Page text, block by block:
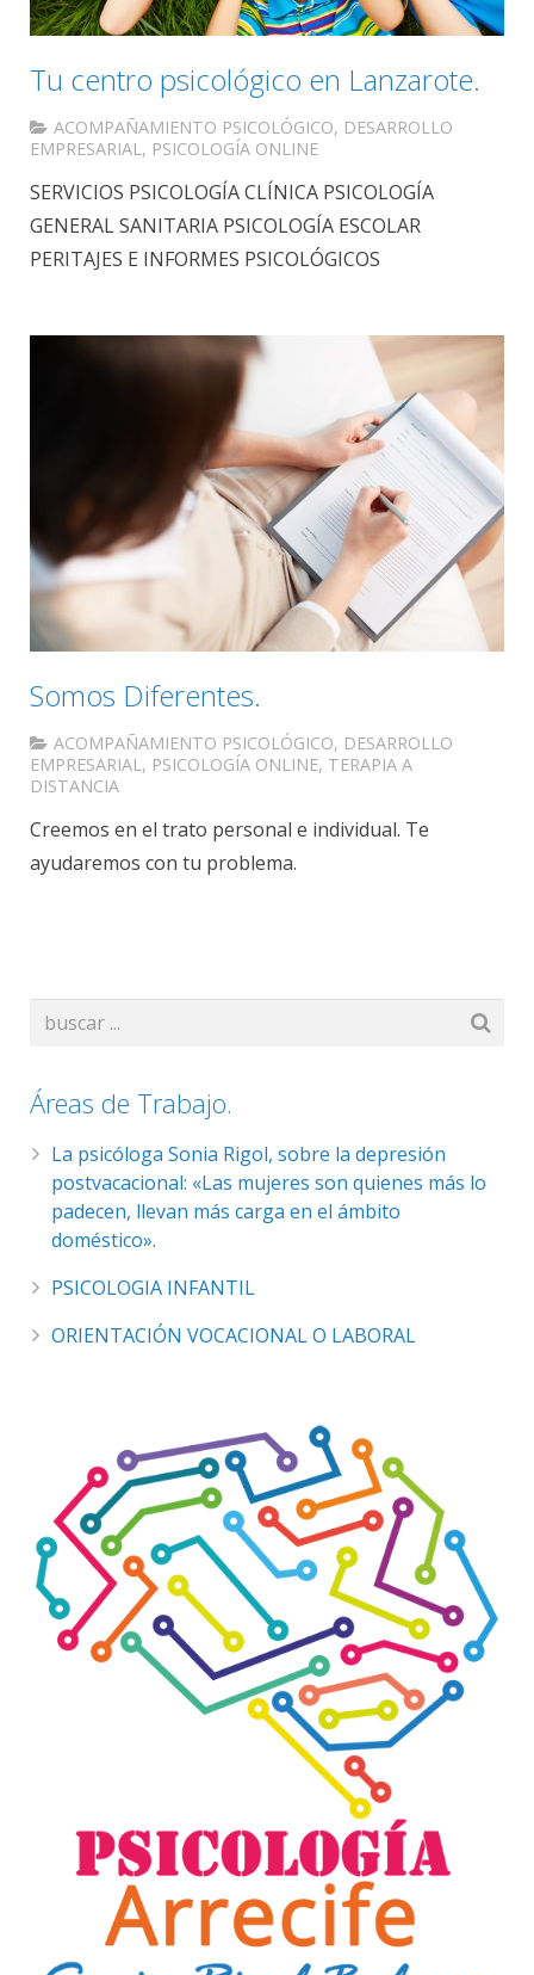
Tu centro psicológico en Lanzarote.
ACOMPAÑAMIENTO PSICOLÓGICO, DESARROLLO
EMPRESARIAL , PSICOLOGÍA ONLINE
SERVICIOS PSICOLOGÍA CLÍNICA PSICOLOGÍA
GENERAL SANITARIA PSICOLOGÍA ESCOLAR
PERITAJES E INFORMES PSICOLÓGICOS
Somos Diferentes.
ACOMPAÑAMIENTO PSICOLÓGICO, DESARROLLO
EMPRESARIAL, PSICOLOGÍA ONLINE, TERAPIA A
DISTANCIA
Creemos en el trato personal e individual. Te
ayudaremos con tu problema.
Áreas de Trabajo.
La psicóloga Sonia Rigol, sobre la depresión
postvacacional: «Las mujeres son quienes más lo
padecen, llevan más carga en el ámbito
doméstico».
PSICOLOGIA INFANTIL
ORIENTACIÓN VOCACIONAL O LABORAL